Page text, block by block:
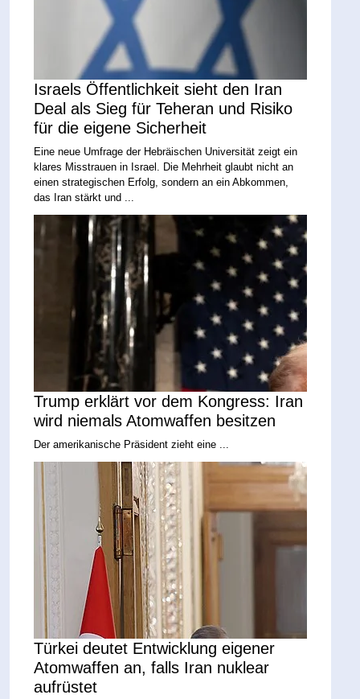
Israels Öffentlichkeit sieht den Iran
Deal als Sieg für Teheran und Risiko
für die eigene Sicherheit
Eine neue Umfrage der Hebräischen Universität zeigt ein
klares Misstrauen in Israel. Die Mehrheit glaubt nicht an
einen strategischen Erfolg, sondern an ein Abkommen,
das Iran stärkt und ...
Trump erklärt vor dem Kongress: Iran
wird niemals Atomwaffen besitzen
Der amerikanische Präsident zieht eine ...
Türkei deutet Entwicklung eigener
Atomwaffen an, falls Iran nuklear
aufrüstet